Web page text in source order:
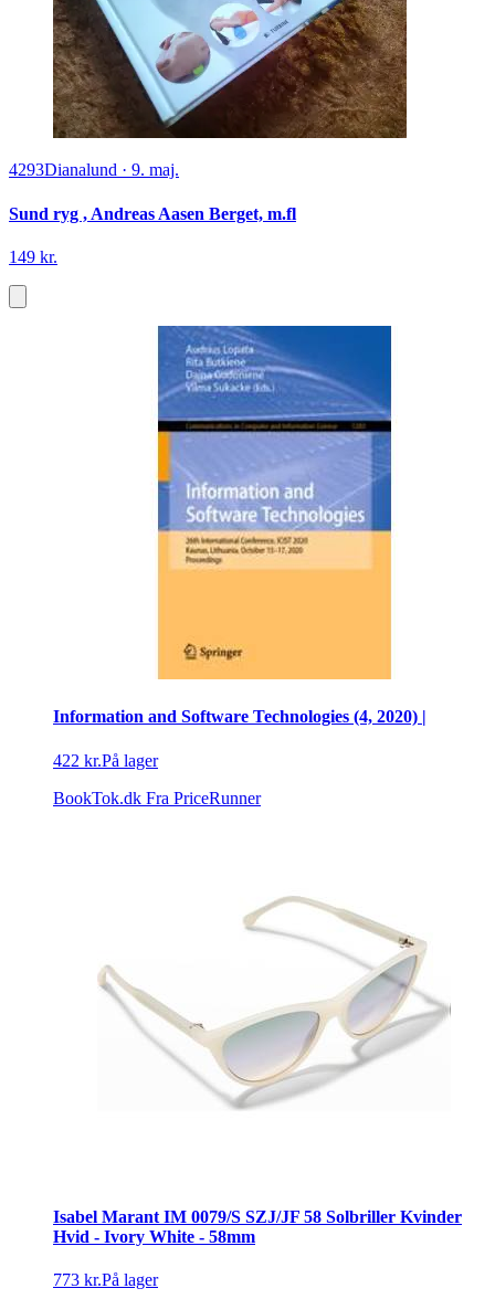
4293Dianalund · 9. maj.
Sund ryg , Andreas Aasen Berget, m.fl
149 kr.
Information and Software Technologies (4, 2020) |
422 kr.På lager
BookTok.dk Fra PriceRunner
Isabel Marant IM 0079/S SZJ/JF 58 Solbriller Kvinder
Hvid - Ivory White - 58mm
773 kr.På lager